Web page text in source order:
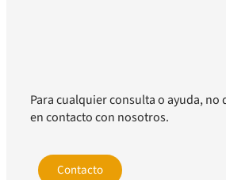
Para cualquier consulta o ayuda, no
en contacto con nosotros.
Contacto